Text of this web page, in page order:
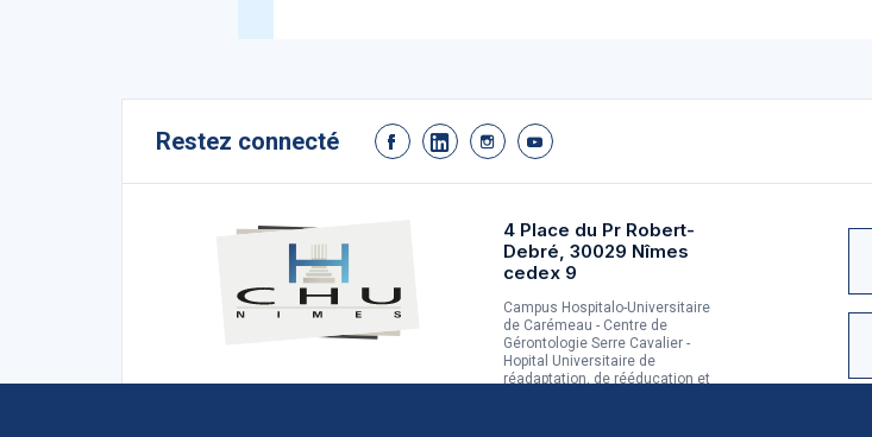
Restez connecté
4 Place du Pr Robert-
Debré, 30029 Nîmes
cedex 9
Campus Hospitalo-Universitaire
de Carémeau - Centre de
Gérontologie Serre Cavalier -
Hopital Universitaire de
réadaptation, de rééducation et